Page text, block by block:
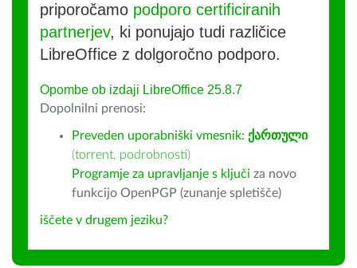
priporočamo podporo certificiranih
partnerjev, ki ponujajo tudi različice
LibreOffice z dolgoročno podporo.
Opombe ob izdaji LibreOffice 25.8.7
Dopolnilni prenosi:
Preveden uporabniški vmesnik: ქართული
(torrent, podrobnosti)
Programje za upravljanje s ključi za novo
funkcijo OpenPGP (zunanje spletišče)
iščete v drugem jeziku?